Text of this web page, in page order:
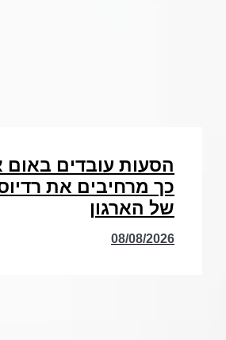
הסעות עובדים
כך מרחיבים את
של הארגון
08/08/2026